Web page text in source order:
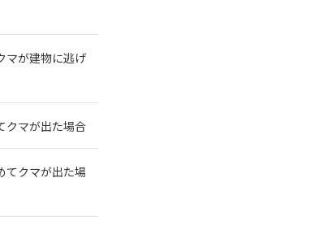
が建物に逃げ
マが出た場合
クマが出た場